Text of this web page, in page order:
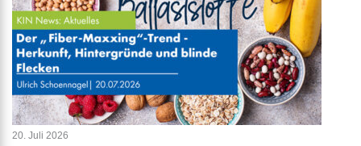
20. Juli 2026